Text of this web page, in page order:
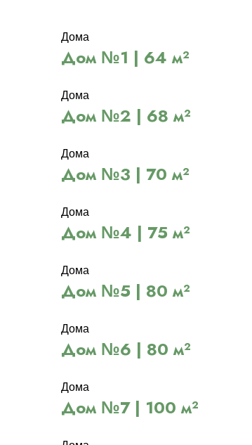
Дома
Дом №1 | 64 м²
Дома
Дом №2 | 68 м²
Дома
Дом №3 | 70 м²
Дома
Дом №4 | 75 м²
Дома
Дом №5 | 80 м²
Дома
Дом №6 | 80 м²
Дома
Дом №7 | 100 м²